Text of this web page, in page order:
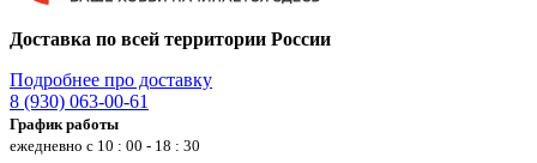
Доставка по всей территории России
Подробнее про доставку
8 (930) 063-00-61
График работы
ежедневно с 10 : 00 - 18 : 30